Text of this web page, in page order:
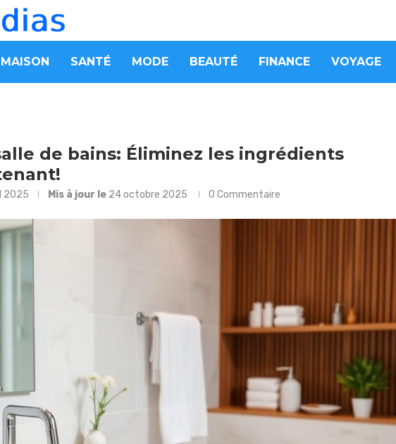
MAISON SANTÉ MODE BEAUTÉ FINANCE VOYAGE
de bains: Éliminez les ingrédients
2025 Mis à jour le 24 octobre 2025 0 Commentaire